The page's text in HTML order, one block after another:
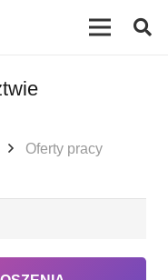
Oferty pracy